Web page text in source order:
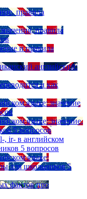
правила
правила
и правила
английский:
и как
языке: значение
языке: значение,
5 вопросов
, ir- в английском
5 вопросов
языке:
для школьников 5
фактов про